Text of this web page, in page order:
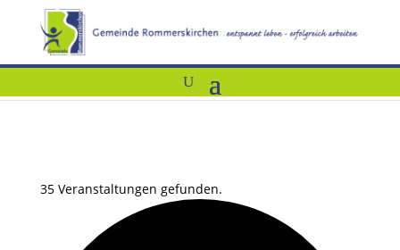
35 Veranstaltungen gefunden.